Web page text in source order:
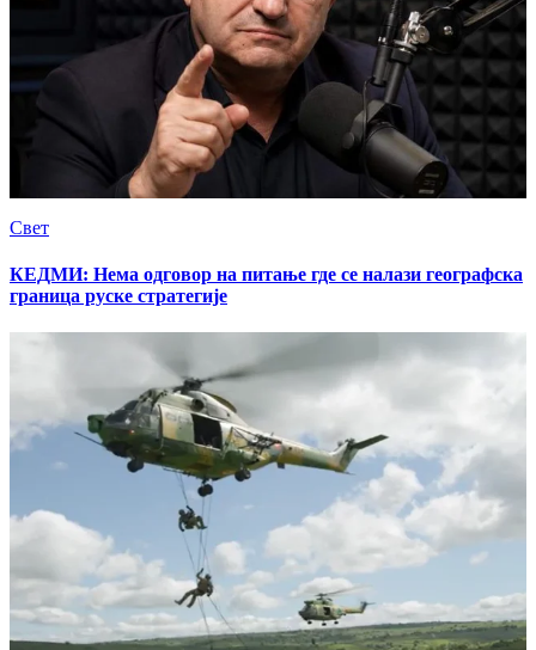
Свет
КЕДМИ: Нема одговор на питање где се налази географска
граница руске стратегије